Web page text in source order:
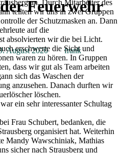
Feuerwehr
August 2020von frank
an. Durch Mitarbeiter des
teilten wir uns in zwei Gruppen
der Schutzmasken an. Dann
auf die
absolvierten wir die bei Licht.
erschwerte die Sicht und
waren zu hören. In Gruppen
dass wir gut als Team arbeiten
sich das Waschen der
anzusehen. Danach durften wir
löschen.
ein sehr interessanter Schultag
Frau Schubert, bedanken, die
organisiert hat. Weiterhin
Mandy Wawschiniak, Mathias
sicher nach Strausberg und